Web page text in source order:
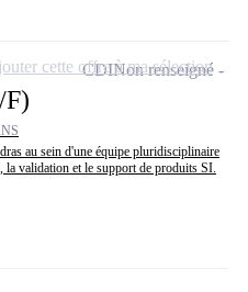
F)
au sein d'une équipe pluridisciplinaire
validation et le support de produits SI.
CDINon renseigné
cette offre à ma sélection